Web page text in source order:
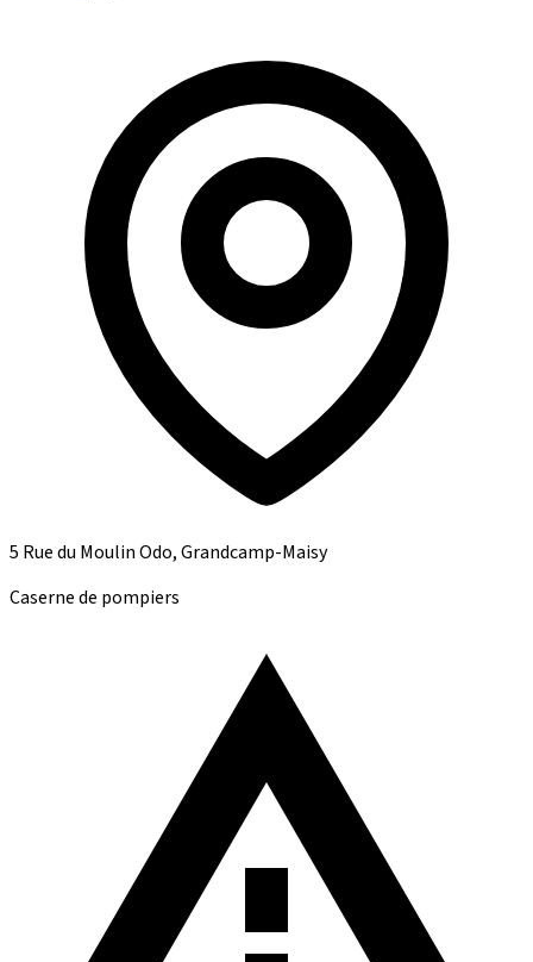
5 Rue du Moulin Odo, Grandcamp-Maisy
Caserne de pompiers